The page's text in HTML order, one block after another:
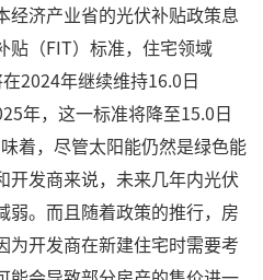
经济产业省的光伏补贴政策息
贴（FIT）标准，住宅领域
2024年继续维持16.0日
年，这一标准将降至15.0日
着，尽管太阳能仍然是绿色能
开发商来说，未来几年内光伏
弱。而且随着政策的推行，房
为开发商在新建住宅时需要考